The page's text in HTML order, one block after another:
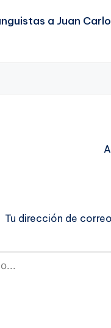
a Juan
Tu dirección de